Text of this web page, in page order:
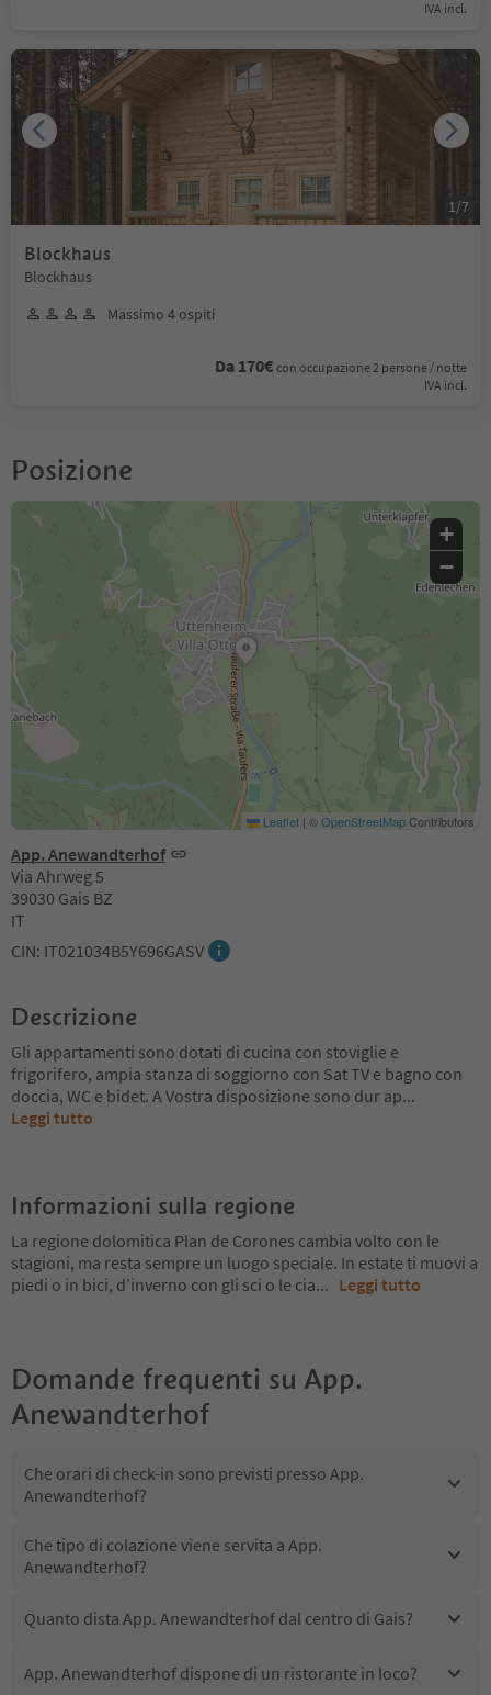
IVA incl.
Blockhaus
Blockhaus
Massimo 4 ospiti
Da 170€ con occupazione 2 persone / notte
IVA incl.
1 /7
Posizione
App. Anewandterhof
Via Ahrweg 5
39030 Gais BZ
IT
CIN: IT021034B5Y696GASV
+
−
Leaflet | ©OpenStreetMapContributors
Descrizione
Gli appartamenti sono dotati di cucina con stoviglie e
frigorifero, ampia stanza di soggiorno con Sat TV e bagno con
doccia, WC e bidet. A Vostra disposizione sono dur ap...
Leggi tutto
Informazioni sulla regione
La regione dolomitica Plan de Corones cambia volto con le
stagioni, ma resta sempre un luogo speciale. In estate ti muovi a
piedi o in bici, d’inverno con gli sci o le cia... Leggi tutto
Domande frequenti su App.
Anewandterhof
Che orari di check-in sono previsti presso App.
Anewandterhof?
Che tipo di colazione viene servita a App.
Anewandterhof?
Quanto dista App. Anewandterhof dal centro di Gais?
App. Anewandterhof dispone di un ristorante in loco?